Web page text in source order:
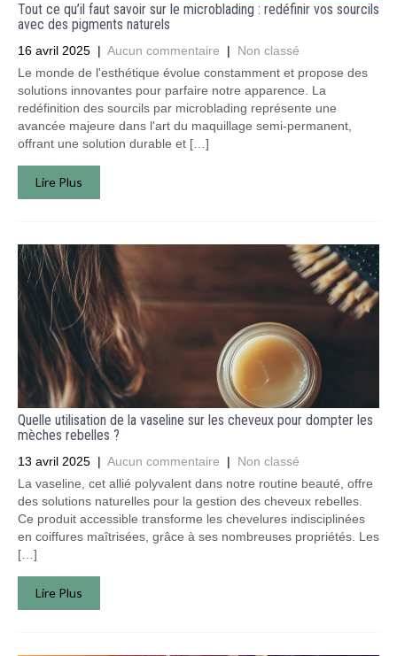
Tout ce qu’il faut savoir sur le microblading : redéfinir vos sourcils
avec des pigments naturels
16 avril 2025 | Aucun commentaire | Non classé
Le monde de l'esthétique évolue constamment et propose des
solutions innovantes pour parfaire notre apparence. La
redéfinition des sourcils par microblading représente une
avancée majeure dans l'art du maquillage semi-permanent,
offrant une solution durable et […]
Lire Plus
Quelle utilisation de la vaseline sur les cheveux pour dompter les
mèches rebelles ?
13 avril 2025 | Aucun commentaire | Non classé
La vaseline, cet allié polyvalent dans notre routine beauté, offre
des solutions naturelles pour la gestion des cheveux rebelles.
Ce produit accessible transforme les chevelures indisciplinées
en coiffures maîtrisées, grâce à ses nombreuses propriétés. Les
[…]
Lire Plus